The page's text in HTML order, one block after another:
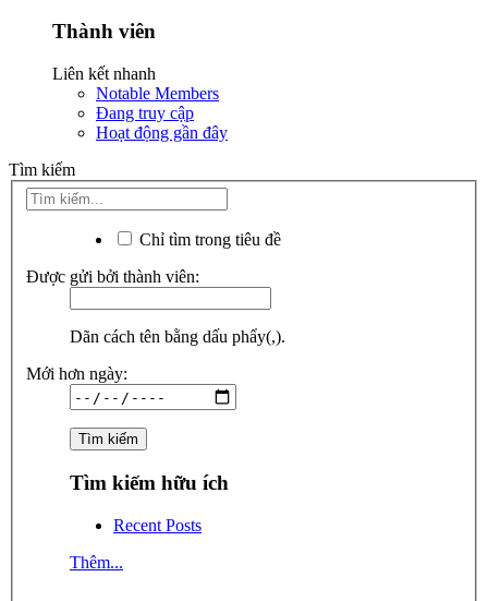
Thành viên
Liên kết nhanh
Notable Members
Đang truy cập
Hoạt động gần đây
Tìm kiếm
Chỉ tìm trong tiêu đề
Được gửi bởi thành viên:
Dãn cách tên bằng dấu phẩy(,).
Mới hơn ngày:
Tìm kiếm hữu ích
Recent Posts
Thêm...